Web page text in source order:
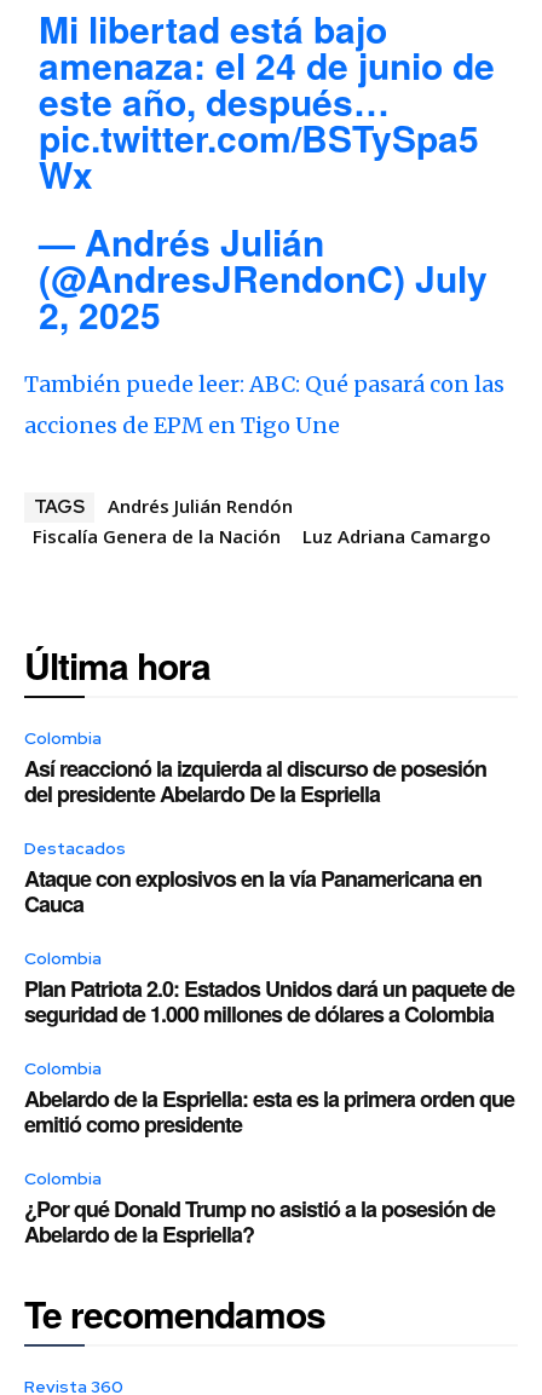
Mi libertad está bajo
amenaza: el 24 de junio de
este año, después…
pic.twitter.com/BSTySpa5
Wx
— Andrés Julián
(@AndresJRendonC)July
2, 2025
También puede leer: ABC: Qué pasará con las
acciones de EPM en Tigo Une
TAGS
Andrés Julián Rendón
Fiscalía Genera de la Nación
Luz Adriana Camargo
Última hora
Colombia
Así reaccionó la izquierda al discurso de posesión
del presidente Abelardo De la Espriella
Destacados
Ataque con explosivos en la vía Panamericana en
Cauca
Colombia
Plan Patriota 2.0: Estados Unidos dará un paquete de
seguridad de 1.000 millones de dólares a Colombia
Colombia
Abelardo de la Espriella: esta es la primera orden que
emitió como presidente
Colombia
¿Por qué Donald Trump no asistió a la posesión de
Abelardo de la Espriella?
Te recomendamos
Revista 360